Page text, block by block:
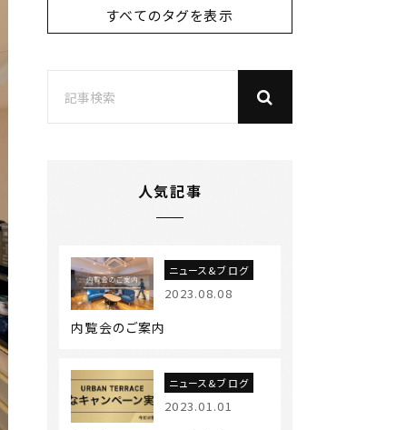
すべてのタグを表示
人気記事
ニュース&ブログ
2023.08.08
内覧会のご案内
ニュース&ブログ
2023.01.01